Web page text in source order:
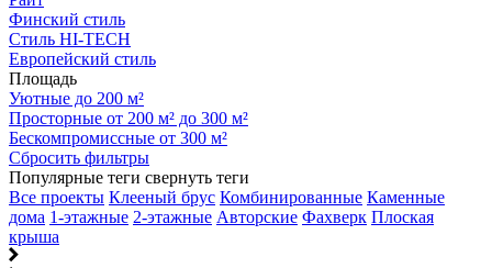
Финский стиль
Стиль HI-TECH
Европейский стиль
Площадь
Уютные до 200 м²
Просторные от 200 м² до 300 м²
Бескомпромиссные от 300 м²
Сбросить фильтры
Популярные теги свернуть теги
Все проекты Клееный брус Комбинированные Каменные
дома 1-этажные 2-этажные Авторские Фахверк Плоская
крыша